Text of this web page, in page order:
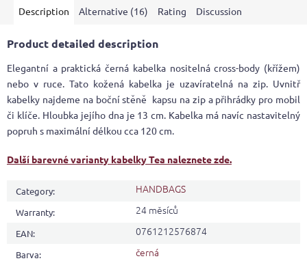
of
stars.
Description Alternative (16) Rating Discussion
Product detailed description
Elegantní a praktická černá kabelka nositelná cross-body (křížem)
nebo v ruce. Tato kožená kabelka je uzavíratelná na zip. Uvnitř
kabelky najdeme na boční stěně kapsu na zip a přihrádky pro mobil
či klíče. Hloubka jejího dna je 13 cm. Kabelka má navíc nastavitelný
popruh s maximální délkou cca 120 cm.
Další barevné varianty kabelky Tea naleznete zde.
Category: HANDBAGS
Warranty: 24 měsíců
EAN: 0761212576874
Barva: černá